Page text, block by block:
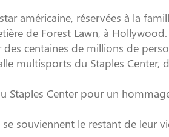
américaine, réservées à la
de Forest Lawn, à Hollywood.
centaines de millions de
multisports du Staples Center,
Staples Center pour un
souviennent le restant de leur